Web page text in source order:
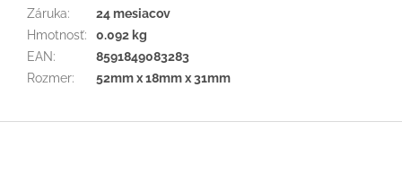
Záruka:
24 mesiacov
Hmotnosť:
0.092 kg
EAN:
8591849083283
Rozmer: 52mm x 18mm x 31mm
Z